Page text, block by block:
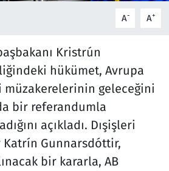
A- A+
Kristrún
hükümet, Avrupa
müzakerelerinin geleceğini
bir referandumla
açıkladı. Dışişleri
Katrín Gunnarsdóttir,
bir kararla, AB